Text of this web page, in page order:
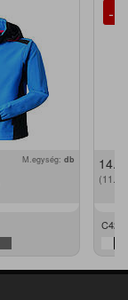
M.egység: db
-
C42 -